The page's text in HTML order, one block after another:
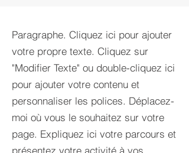
Paragraphe. Cliquez ici pour ajouter
votre propre texte. Cliquez sur
"Modifier Texte" ou double-cliquez ici
pour ajouter votre contenu et
personnaliser les polices. Déplacez-
moi où vous le souhaitez sur votre
page. Expliquez ici votre parcours et
présentez votre activité à vos